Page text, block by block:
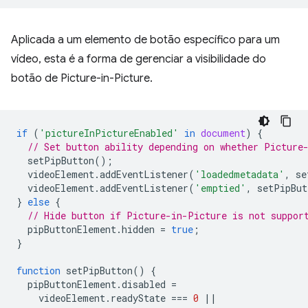
Aplicada a um elemento de botão específico para um
vídeo, esta é a forma de gerenciar a visibilidade do
botão de Picture-in-Picture.
if ( 'pictureInPictureEnabled' in document)
{
// Set button ability depending on whether
setPipButton();
videoElement.addEventListener( 'loadedmetadata' ,
videoElement.addEventListener( 'emptied' ,
} else {
// Hide button if Picture-in-Picture is not
pipButtonElement.hidden = true ;
}
function setPipButton()
{
pipButtonElement.disabled =
videoElement. readyState === 0
||